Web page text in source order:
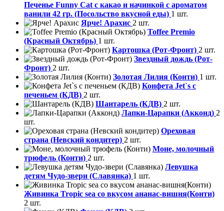
Печенье Funny Сat с какао и начинкой с ароматом
ванили 42 гр. (Посольство вкусной еды) 1 шт.
Ярче! Арахис 2 шт.
Toffee Premio
(Красный Октябрь) 1 шт.
Картошка (Рот-Фронт) 2 шт.
Звездный дождь (Рот-
Фронт) 2 шт.
Золотая Лилия (Конти) 1 шт.
Конфета Jet`s с
печеньем (КДВ) 2 шт.
Шантарель (КДВ) 2 шт.
Лапки-Царапки (Акконд) 2
шт.
Ореховая
страна (Невский кондитер) 2 шт.
Моне, молочный
трюфель (Конти) 2 шт.
Левушка
детям Чудо-звери (Славянка) 1 шт.
Живинка Tropic sea со вкусом ананас-вишня(Конти)
2 шт.